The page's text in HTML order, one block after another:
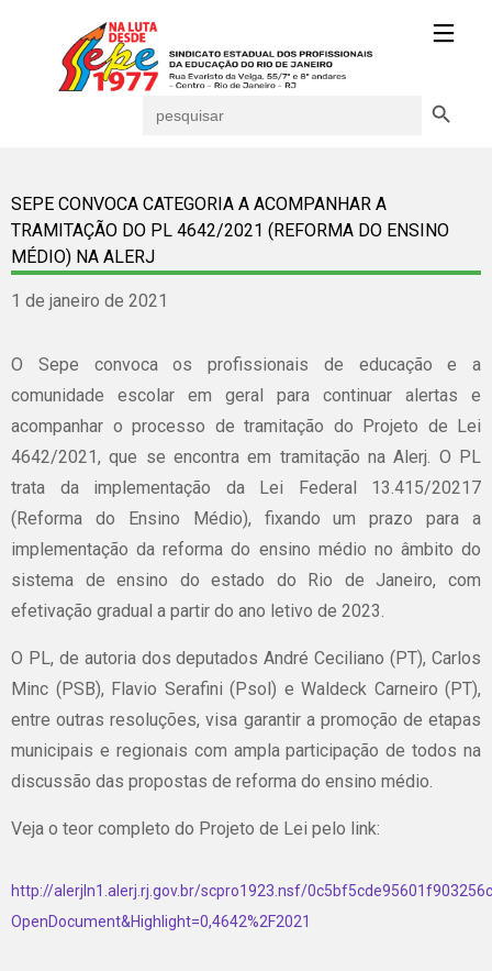
for:
SEPE CONVOCA CATEGORIA A ACOMPANHAR A
TRAMITAÇÃO DO PL 4642/2021 (REFORMA DO ENSINO
MÉDIO) NA ALERJ
1 de janeiro de 2021
O Sepe convoca os profissionais de educação e a
comunidade escolar em geral para continuar alertas e
acompanhar o processo de tramitação do Projeto de Lei
4642/2021, que se encontra em tramitação na Alerj. O PL
trata da implementação da Lei Federal 13.415/20217
(Reforma do Ensino Médio), fixando um prazo para a
implementação da reforma do ensino médio no âmbito do
sistema de ensino do estado do Rio de Janeiro, com
efetivação gradual a partir do ano letivo de 2023.
O PL, de autoria dos deputados André Ceciliano (PT), Carlos
Minc (PSB), Flavio Serafini (Psol) e Waldeck Carneiro (PT),
entre outras resoluções, visa garantir a promoção de etapas
municipais e regionais com ampla participação de todos na
discussão das propostas de reforma do ensino médio.
Veja o teor completo do Projeto de Lei pelo link:
http://alerjln1.alerj.rj.gov.br/scpro1923.nsf/
OpenDocument&Highlight=0,4642%2F2021